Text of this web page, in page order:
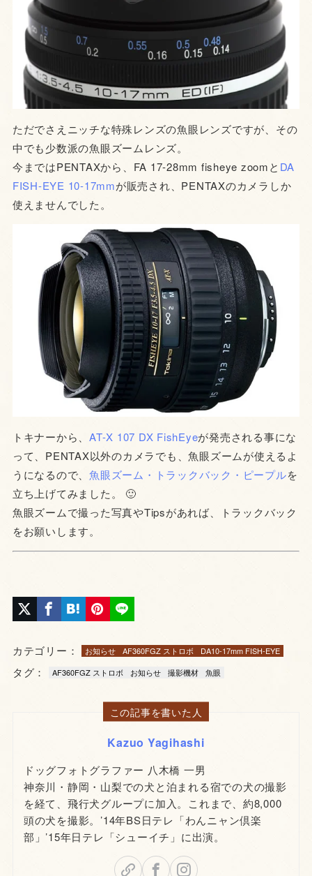
ただでさえニッチな特殊レンズの魚眼レンズですが、その
中でも少数派の魚眼ズームレンズ。
今まではPENTAXから、FA 17-28mm fisheye zoomと DA
FISH-EYE 10-17mmが販売され、PENTAXのカメラしか
使えませんでした。
トキナーから、AT-X 107 DX FishEyeが発売される事にな
って、PENTAX以外のカメラでも、魚眼ズームが使えるよ
うになるので、魚眼ズーム・トラックバック・ピープルを
立ち上げてみました。 🙂
魚眼ズームで撮った写真やTipsがあれば、トラックバック
をお願いします。
カテゴリー： お知らせ AF360FGZ ストロボ DA10-17mm FISH-EYE
タグ： AF360FGZ ストロボ お知らせ 撮影機材 魚眼
この記事を書いた人
Kazuo Yagihashi
ドッグフォトグラファー 八木橋 一男
神奈川・静岡・山梨での犬と泊まれる宿での犬の撮影
を経て、飛行犬グループに加入。これまで、約8,000
頭の犬を撮影。’14年BS日テレ「わんニャン倶楽
部」’15年日テレ「シューイチ」に出演。